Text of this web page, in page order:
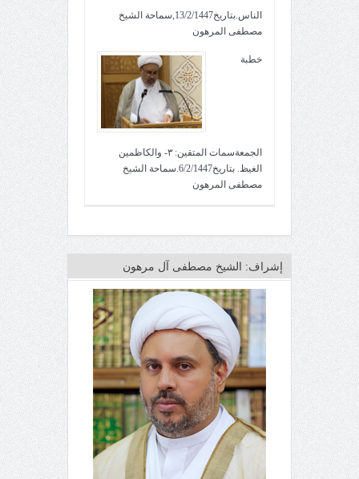
الناس.بتاريخ13/2/1447,سماحة الشيخ
مصطفى المرهون
خطبة
الجمعةسمات المتقين: ٣- والكاظمين
الغيظ. بتاريخ6/2/1447.سماحة الشيخ
مصطفى المرهون
إشراف: الشيخ مصطفى آل مرهون